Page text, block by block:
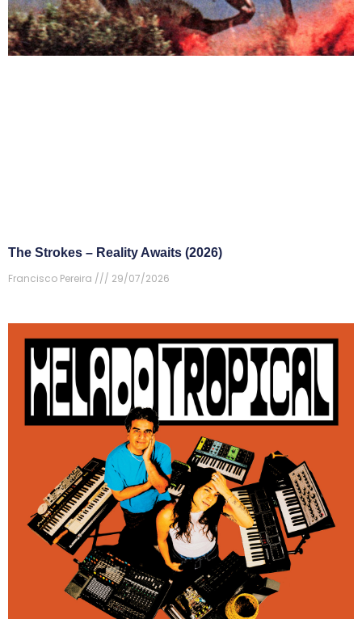
The Strokes – Reality Awaits (2026)
Francisco Pereira
29/07/2026